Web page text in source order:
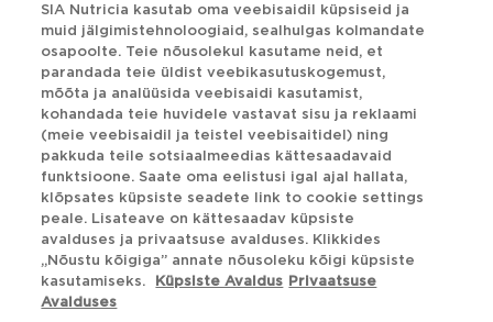
Tagasi üles
Privaatsusavaldus
Küpsiste Avaldus
Küpsiste eelistused
Õiguslik teade
Järgi meid:
Twitter
SIA Nutricia kasutab oma veebisaidil küpsiseid ja
muid jälgimistehnoloogiaid, sealhulgas kolmandate
osapoolte. Teie nõusolekul kasutame neid, et
parandada teie üldist veebikasutuskogemust,
mõõta ja analüüsida veebisaidi kasutamist,
kohandada teie huvidele vastavat sisu ja reklaami
(meie veebisaidil ja teistel veebisaitidel) ning
pakkuda teile sotsiaalmeedias kättesaadavaid
funktsioone. Saate oma eelistusi igal ajal hallata,
klõpsates küpsiste seadete link to cookie settings
peale. Lisateave on kättesaadav küpsiste
avalduses ja privaatsuse avalduses. Klikkides
„Nõustu kõigiga” annate nõusoleku kõigi küpsiste
kasutamiseks.
Küpsiste Avaldus Privaatsuse
Avalduses